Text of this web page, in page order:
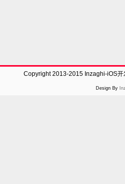
Copyright 2013-2015 Inzaghi-iOS
Design By